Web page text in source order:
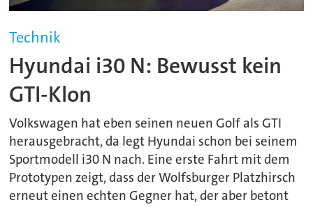
Technik
Hyundai i30 N: Bewusst kein
GTI-Klon
Volkswagen hat eben seinen neuen Golf als GTI
herausgebracht, da legt Hyundai schon bei seinem
Sportmodell i30 N nach. Eine erste Fahrt mit dem
Prototypen zeigt, dass der Wolfsburger Platzhirsch
erneut einen echten Gegner hat, der aber betont